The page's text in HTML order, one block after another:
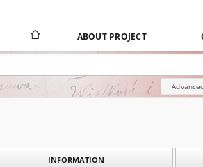
ABOUT PROJECT
INFORMATION